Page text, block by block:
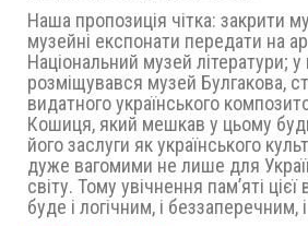
Наша пропозиція чітка: закрити
музейні експонати передати на
Національний музей літератури;
розміщувався музей Булгакова,
видатного українського
Кошиця, який мешкав у цьому
його заслуги як українського
дуже вагомими не лише для
світу. Тому увічнення пам’яті цієї
буде і логічним, і беззаперечним,